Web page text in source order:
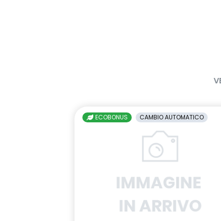
sellerie in
ECOBONUS CAMBIO AUTOMATICO